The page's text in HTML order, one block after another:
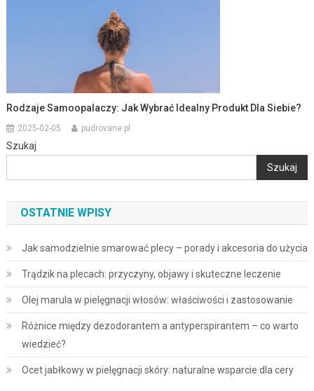
Rodzaje Samoopalaczy: Jak Wybrać Idealny Produkt Dla Siebie?
2025-02-05 pudrovane.pl
Szukaj
Szukaj
OSTATNIE WPISY
Jak samodzielnie smarować plecy – porady i akcesoria do użycia
Trądzik na plecach: przyczyny, objawy i skuteczne leczenie
Olej marula w pielęgnacji włosów: właściwości i zastosowanie
Różnice między dezodorantem a antyperspirantem – co warto
wiedzieć?
Ocet jabłkowy w pielęgnacji skóry: naturalne wsparcie dla cery